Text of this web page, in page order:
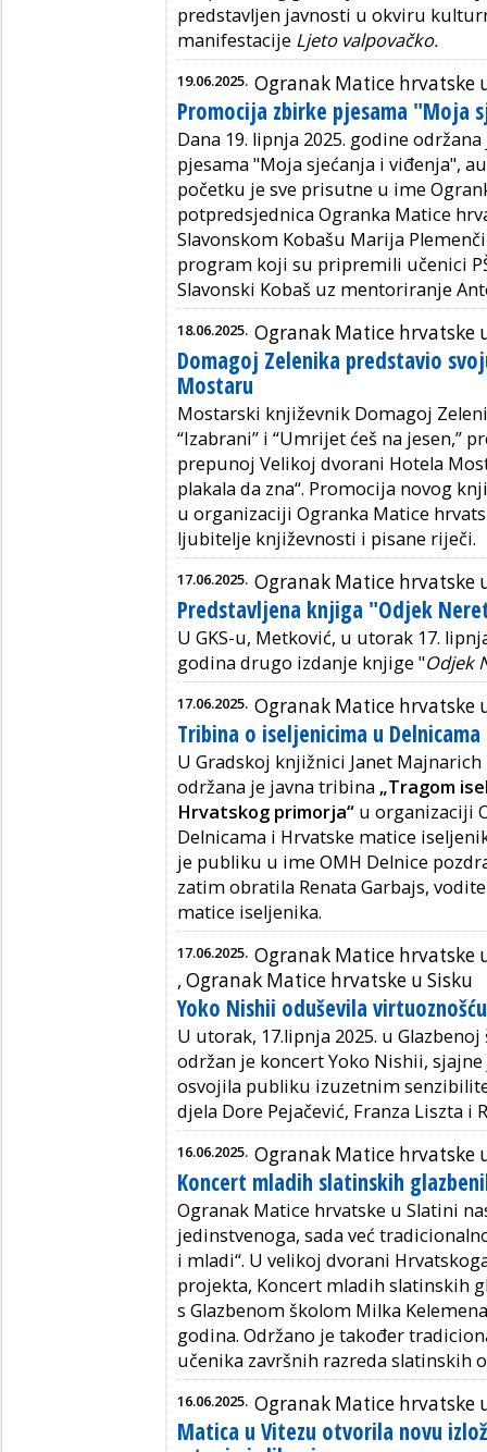
predstavljen javnosti u okviru
manifestacije Ljeto valpovačko.
19.06.2025. Ogranak Matice hrvatske
Promocija zbirke pjesama "Moja
Dana 19. lipnja 2025. godine
pjesama "Moja sjećanja i viđenja",
početku je sve prisutne u ime
potpredsjednica Ogranka Matice
Slavonskom Kobašu Marija
program koji su pripremili učenici
Slavonski Kobaš uz mentoriranje
18.06.2025. Ogranak Matice hrvatske
Domagoj Zelenika predstavio
Mostaru
Mostarski književnik Domagoj
“Izabrani” i “Umrijet ćeš na jesen,”
prepunoj Velikoj dvorani Hotela
plakala da zna“. Promocija novog
u organizaciji Ogranka Matice
ljubitelje književnosti i pisane riječi.
17.06.2025. Ogranak Matice hrvatske
Predstavljena knjiga "Odjek
U GKS-u, Metković, u utorak 17.
godina drugo izdanje knjige "Odjek
17.06.2025. Ogranak Matice hrvatske
Tribina o iseljenicima u Delnicama
U Gradskoj knjižnici Janet
održana je javna tribina „Tragom
Hrvatskog primorja“ u organizaciji
Delnicama i Hrvatske matice
je publiku u ime OMH Delnice
zatim obratila Renata Garbajs,
matice iseljenika.
17.06.2025. Ogranak Matice hrvatske
, Ogranak Matice hrvatske u Sisku
Yoko Nishii oduševila virtuoznošću
U utorak, 17.lipnja 2025. u
održan je koncert Yoko Nishii,
osvojila publiku izuzetnim
djela Dore Pejačević, Franza Liszta i
16.06.2025. Ogranak Matice hrvatske
Koncert mladih slatinskih
Ogranak Matice hrvatske u Slatini
jedinstvenoga, sada već
i mladi“. U velikoj dvorani
projekta, Koncert mladih slatinskih
s Glazbenom školom Milka
godina. Održano je također
učenika završnih razreda slatinskih
16.06.2025. Ogranak Matice hrvatske
Matica u Vitezu otvorila novu